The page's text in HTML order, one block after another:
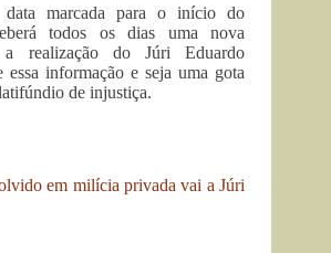
marcada para o início do
todos os dias uma nova
a realização do Júri Eduardo
informação e seja uma gota
de injustiça.
em milícia privada vai a Júri